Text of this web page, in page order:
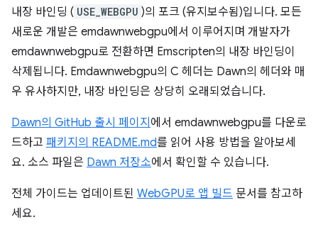
내장 바인딩 ( USE_WEBGPU )의 포크 (유지보수됨)입니다. 모든
새로운 개발은 emdawnwebgpu에서 이루어지며 개발자가
emdawnwebgpu로 전환하면 Emscripten의 내장 바인딩이
삭제됩니다. Emdawnwebgpu의 C 헤더는 Dawn의 헤더와 매
우 유사하지만, 내장 바인딩은 상당히 오래되었습니다.
Dawn의 GitHub 출시 페이지 에서 emdawnwebgpu를 다운로
드하고 패키지의 README.md를 읽어 사용 방법을 알아보세
요. 소스 파일은 Dawn 저장소에서 확인할 수 있습니다.
전체 가이드는 업데이트된 WebGPU로 앱 빌드 문서를 참고하
세요.